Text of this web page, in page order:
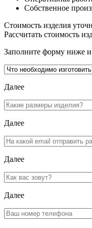
Собственное
Стоимость изделия
Рассчитать стоимость
Заполните форму ниже
Далее
Далее
Далее
Далее